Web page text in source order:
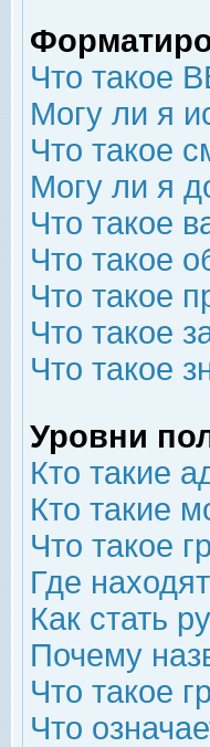
Что такое
Могу ли я
Что такое
Могу ли я
Что такое
Что такое
Что такое
Что такое
Что такое
Уровни
Кто такие
Кто такие
Что такое
Где
Как стать
Почему
Что такое
Что